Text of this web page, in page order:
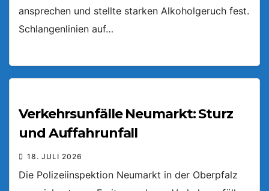
ansprechen und stellte starken Alkoholgeruch fest.
Schlangenlinien auf…
Verkehrsunfälle Neumarkt: Sturz
und Auffahrunfall
18. JULI 2026
Die Polizeiinspektion Neumarkt in der Oberpfalz